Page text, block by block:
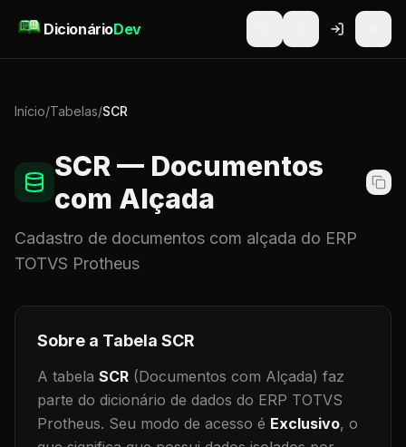
DicionárioDev
Início/Tabelas/SCR
SCR — Documentos
com Alçada
Cadastro de documentos com alçada do ERP
TOTVS Protheus
Sobre a Tabela SCR
A tabela SCR (Documentos com Alçada) faz
parte do dicionário de dados do ERP TOTVS
Protheus. Seu modo de acesso é Exclusivo, o